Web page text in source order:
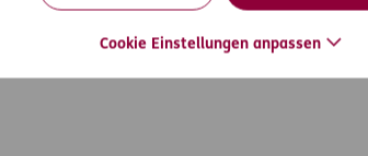
Cookie Einstellungen anpassen